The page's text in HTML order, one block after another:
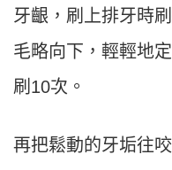
牙齦，刷上排牙時
毛略向下，輕輕地
刷10次。
再把鬆動的牙垢往